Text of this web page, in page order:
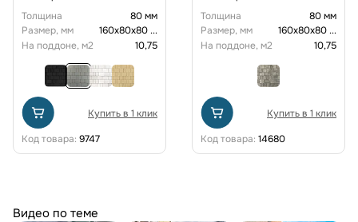
Толщина
80 мм
Размер, мм
160х80х80...
На поддоне, м2
10,75
Купить в 1 клик
Код товара: 9747
Толщина
80 мм
Размер, мм
160х80х80...
На поддоне, м2
10,75
Купить в 1 клик
Код товара: 14680
Видео по теме